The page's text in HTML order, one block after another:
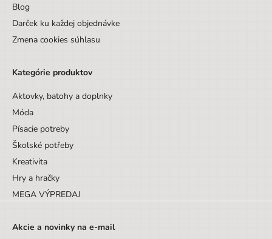
Blog
Darček ku každej objednávke
Zmena cookies súhlasu
Kategórie produktov
Aktovky, batohy a doplnky
Móda
Písacie potreby
Školské potřeby
Kreativita
Hry a hračky
MEGA VÝPREDAJ
Akcie a novinky na e-mail